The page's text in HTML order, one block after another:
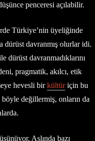
penceresi açılabilir.
Türkiye’nin üyeliğinde
dürüst davranmış olurlar idi.
dürüst davranmadıklarını
pragmatik, akılcı, etik
hevesli birkültüriçin bu
değillermiş, onların da
Aslında bazı